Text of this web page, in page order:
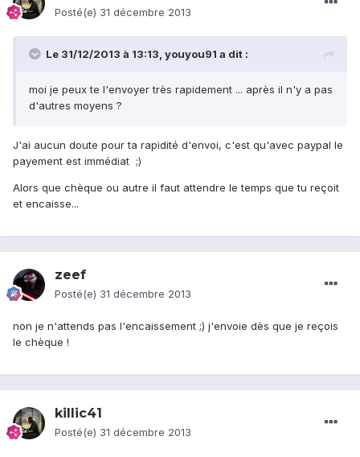
Posté(e) 31 décembre 2013
Le 31/12/2013 à 13:13, youyou91 a dit :
moi je peux te l'envoyer très rapidement ... après il n'y a pas
d'autres moyens ?
J'ai aucun doute pour ta rapidité d'envoi, c'est qu'avec paypal le
payement est immédiat ;)
Alors que chèque ou autre il faut attendre le temps que tu reçoit
et encaisse...
zeef
Posté(e) 31 décembre 2013
non je n'attends pas l'encaissement ;) j'envoie dès que je reçois
le chèque !
killic41
Posté(e) 31 décembre 2013